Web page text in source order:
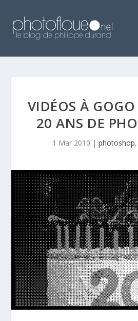
VIDÉOS À GOGO
20 ANS DE
1 Mar 2010 | photoshop,